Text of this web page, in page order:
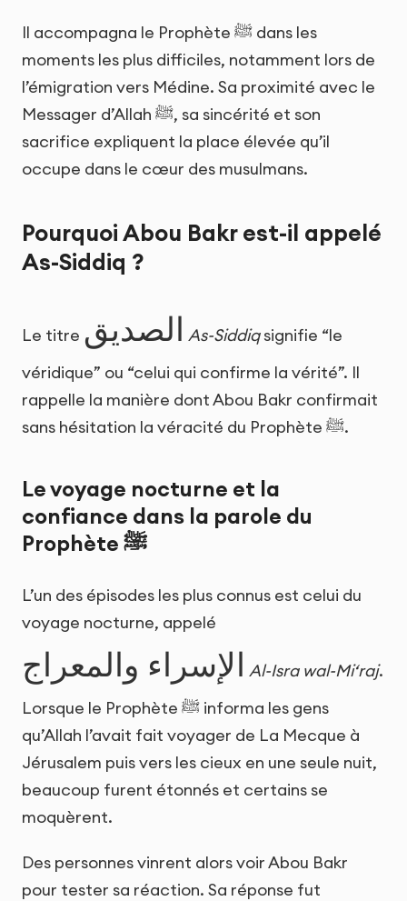
Il accompagna le Prophète ﷺ dans les
moments les plus difficiles, notamment lors de
l’émigration vers Médine. Sa proximité avec le
Messager d’Allah ﷺ, sa sincérité et son
sacrifice expliquent la place élevée qu’il
occupe dans le cœur des musulmans.
Pourquoi Abou Bakr est-il appelé
As-Siddiq ?
Le titre الصديق As-Siddiqsignifie “le
véridique” ou “celui qui confirme la vérité”. Il
rappelle la manière dont Abou Bakr confirmait
sans hésitation la véracité du Prophète ﷺ.
Le voyage nocturne et la
confiance dans la parole du
Prophète ﷺ
L’un des épisodes les plus connus est celui du
voyage nocturne, appelé
الإسراء والمعراج Al-Isra wal-Mi‘raj.
Lorsque le Prophète ﷺ informa les gens
qu’Allah l’avait fait voyager de La Mecque à
Jérusalem puis vers les cieux en une seule nuit,
beaucoup furent étonnés et certains se
moquèrent.
Des personnes vinrent alors voir Abou Bakr
pour tester sa réaction. Sa réponse fut